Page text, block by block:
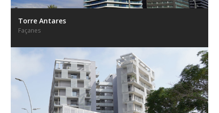
Torre Antares
Façanes